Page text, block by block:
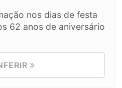
nos dias de festa
62 anos de aniversário